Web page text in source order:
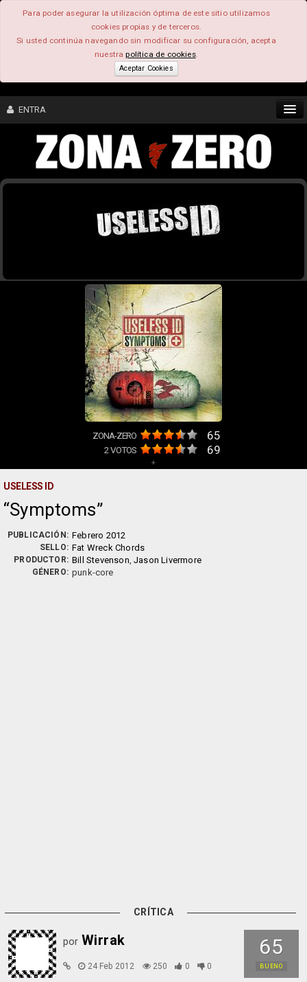
Para poder asegurar la utilización óptima de este sitio utilizamos
cookies propias y de terceros.
Si usted continúa navegando sin modificar su configuración, acepta
nuestrapolítica de cookies.
Aceptar Cookies
ENTRA
CONTENIDO
ZONA-ZERO 65
2VOTOS 69
+
USELESS ID
Symptoms
PUBLICACIÓN: Febrero 2012
SELLO: Fat Wreck Chords
PRODUCTOR: Bill Stevenson,Jason Livermore
GÉNERO: punk-core
CRÍTICA
65
BUENO
por Wirrak
24 Feb 2012 250 0 0